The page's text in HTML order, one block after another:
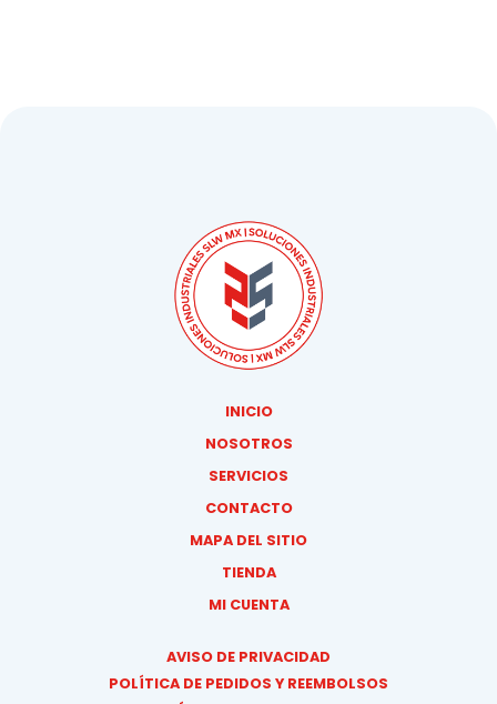
INICIO
NOSOTROS
SERVICIOS
CONTACTO
MAPA DEL SITIO
TIENDA
MI CUENTA
AVISO DE PRIVACIDAD
POLÍTICA DE PEDIDOS Y REEMBOLSOS